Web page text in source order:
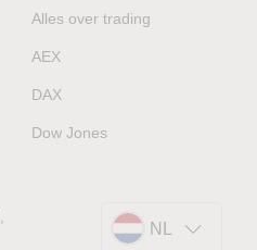
Alles over trading
AEX
DAX
Dow Jones
NL